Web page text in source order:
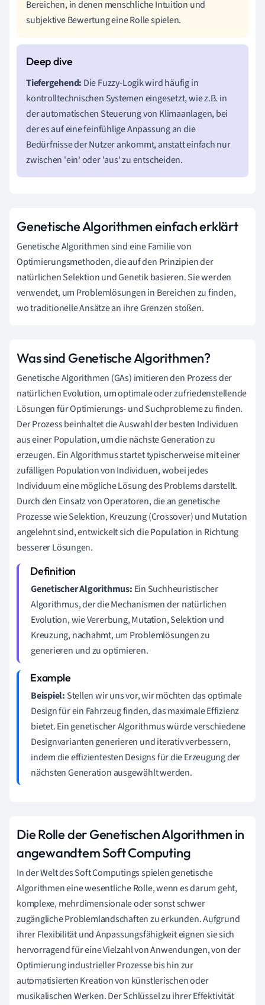
Bereichen, in denen menschliche Intuition und
subjektive Bewertung eine Rolle spielen.
Tiefergehend: Die Fuzzy-Logik wird häufig in
kontrolltechnischen Systemen eingesetzt, wie z.B. in
der automatischen Steuerung von Klimaanlagen, bei
der es auf eine feinfühlige Anpassung an die
Bedürfnisse der Nutzer ankommt, anstatt einfach nur
zwischen 'ein' oder 'aus' zu entscheiden.
Genetische Algorithmen einfach erklärt
Genetische Algorithmen sind eine Familie von
Optimierungsmethoden, die auf den Prinzipien der
natürlichen Selektion und Genetik basieren. Sie werden
verwendet, um Problemlösungen in Bereichen zu finden,
wo traditionelle Ansätze an ihre Grenzen stoßen.
Was sind Genetische Algorithmen?
Genetische Algorithmen (GAs) imitieren den Prozess der
natürlichen Evolution, um optimale oder zufriedenstellende
Lösungen für Optimierungs- und Suchprobleme zu finden.
Der Prozess beinhaltet die Auswahl der besten Individuen
aus einer Population, um die nächste Generation zu
erzeugen. Ein Algorithmus startet typischerweise mit einer
zufälligen Population von Individuen, wobei jedes
Individuum eine mögliche Lösung des Problems darstellt.
Durch den Einsatz von Operatoren, die an genetische
Prozesse wie Selektion, Kreuzung (Crossover) und Mutation
angelehnt sind, entwickelt sich die Population in Richtung
besserer Lösungen.
Genetischer Algorithmus: Ein Suchheuristischer
Algorithmus, der die Mechanismen der natürlichen
Evolution, wie Vererbung, Mutation, Selektion und
Kreuzung, nachahmt, um Problemlösungen zu
generieren und zu optimieren.
Beispiel: Stellen wir uns vor, wir möchten das optimale
Design für ein Fahrzeug finden, das maximale Effizienz
bietet. Ein genetischer Algorithmus würde verschiedene
Designvarianten generieren und iterativ verbessern,
indem die effizientesten Designs für die Erzeugung der
nächsten Generation ausgewählt werden.
Die Rolle der Genetischen Algorithmen in
angewandtem Soft Computing
In der Welt des Soft Computings spielen genetische
Algorithmen eine wesentliche Rolle, wenn es darum geht,
komplexe, mehrdimensionale oder sonst schwer
zugängliche Problemlandschaften zu erkunden. Aufgrund
ihrer Flexibilität und Anpassungsfähigkeit eignen sie sich
hervorragend für eine Vielzahl von Anwendungen, von der
Optimierung industrieller Prozesse bis hin zur
automatisierten Kreation von künstlerischen oder
musikalischen Werken. Der Schlüssel zu ihrer Effektivität